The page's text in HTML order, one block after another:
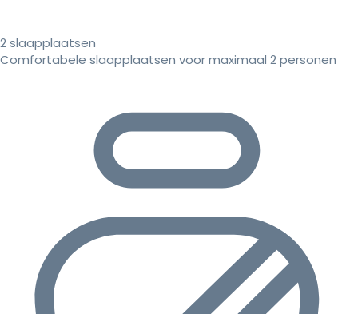
2 slaapplaatsen
Comfortabele slaapplaatsen voor maximaal 2 personen